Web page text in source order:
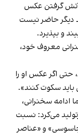
گرفتن عکس
دیگر حاضر نیست
و بپذیرد.
معروف خود،
حتی اگر عکس او را
باید سکوت کنند».
ادامه سخنرانی،
می‌کرد: نسبت
و «عناصر